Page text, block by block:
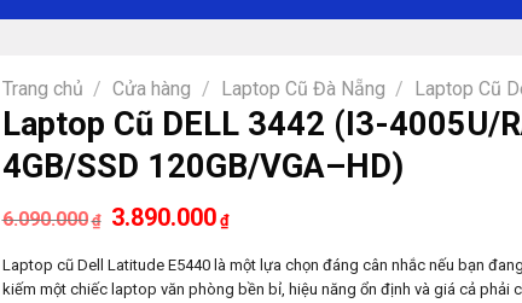
Trang chủ / Cửa hàng / Laptop Cũ Đà Nẵng / Laptop Cũ
Laptop Cũ DELL 3442 (I3-4005U/
4GB/SSD 120GB/VGA–HD)
6.090.000 ₫
Giá
gốc
6.090.000₫.
3.890.000 ₫Giá
là:
3.890.000₫.
Laptop cũ Dell Latitude E5440 là một lựa chọn đáng cân nhắc nếu bạn
kiếm một chiếc laptop văn phòng bền bỉ, hiệu năng ổn định và giá cả phải